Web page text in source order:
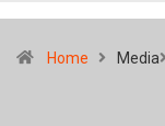
Home Media